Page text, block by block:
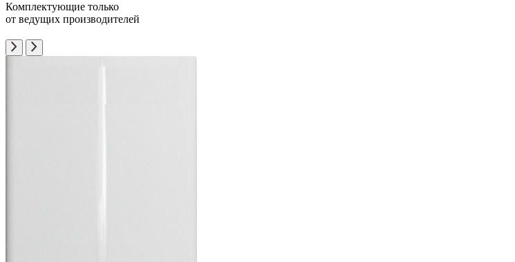
Комплектующие только
от ведущих производителей